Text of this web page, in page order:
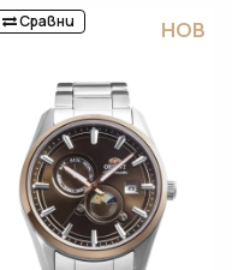
Сравни НОВ